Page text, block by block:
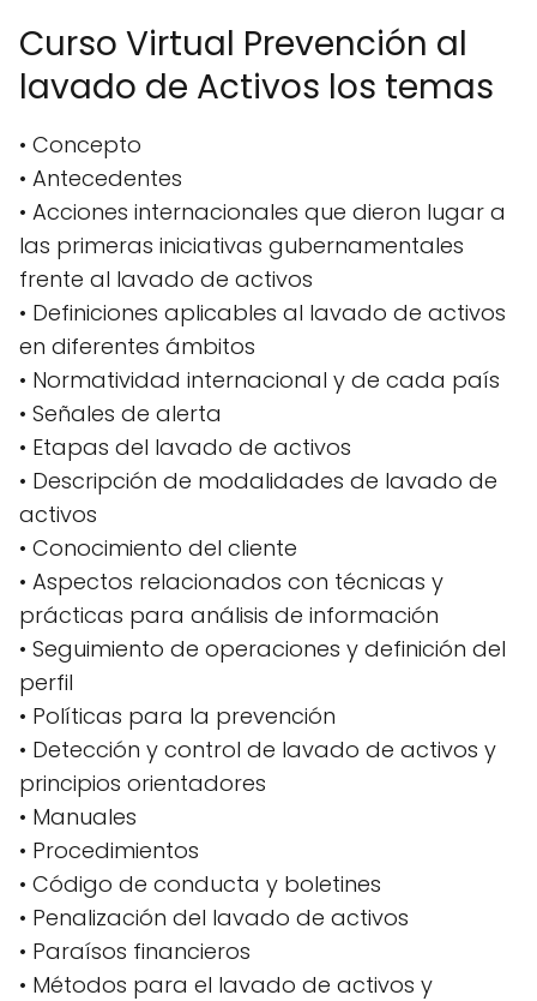
Curso Virtual Prevención al
lavado de Activos los temas
• Concepto
• Antecedentes
• Acciones internacionales que dieron lugar a
las primeras iniciativas gubernamentales
frente al lavado de activos
• Definiciones aplicables al lavado de activos
en diferentes ámbitos
• Normatividad internacional y de cada país
• Señales de alerta
• Etapas del lavado de activos
• Descripción de modalidades de lavado de
activos
• Conocimiento del cliente
• Aspectos relacionados con técnicas y
prácticas para análisis de información
• Seguimiento de operaciones y definición del
perfil
• Políticas para la prevención
• Detección y control de lavado de activos y
principios orientadores
• Manuales
• Procedimientos
• Código de conducta y boletines
• Penalización del lavado de activos
• Paraísos financieros
• Métodos para el lavado de activos y